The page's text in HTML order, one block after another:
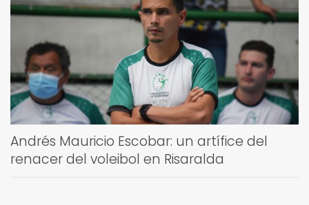
Andrés Mauricio Escobar: un artífice del
renacer del voleibol en Risaralda